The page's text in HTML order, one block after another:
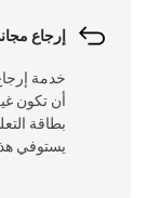
إرجاع
أن تكون
بطاقة
يستوفي